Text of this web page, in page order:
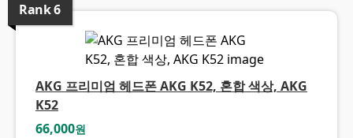
Rank6
AKG 프리미엄 헤드폰 AKG K52, 혼합 색상, AKG
K52
66,000원